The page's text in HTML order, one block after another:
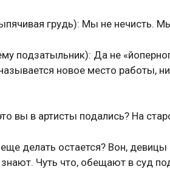
грудь): Мы не нечисть.
подзатыльник): Да не
новое место работы,
вы в артисты подались? На
делать остается? Вон,
Чуть что, обещают в суд